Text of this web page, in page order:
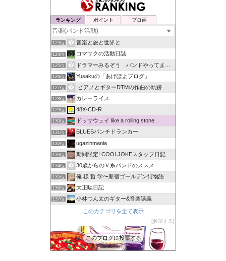
ランキング ポイント ブロ画
123位 音楽と旅と世界と
124位 コマサクの活動日誌
125位 ドラマーみるぞう バンドやってまするぅ
126位 Yusakuの「あげぽよブログ」
127位 ピアノとギターDTMの作曲の軌跡
128位 カレーライス
129位 48X-CD-R
130位 ドッサウェイ like a rolling stone
131位 BLUESパンチドランカー
132位 ugazinmania
133位 期間限定! COOLJOKEスタッフ日記
134位 30歳からのＶ系バンドのススメ
135位 俺 様 哲 学〜新宿ゴールデン街物語
136位 大正駄日記
137位 小林つん太のギター&音楽談義
このカテゴリを全て表示
参加する
このブログに投票する